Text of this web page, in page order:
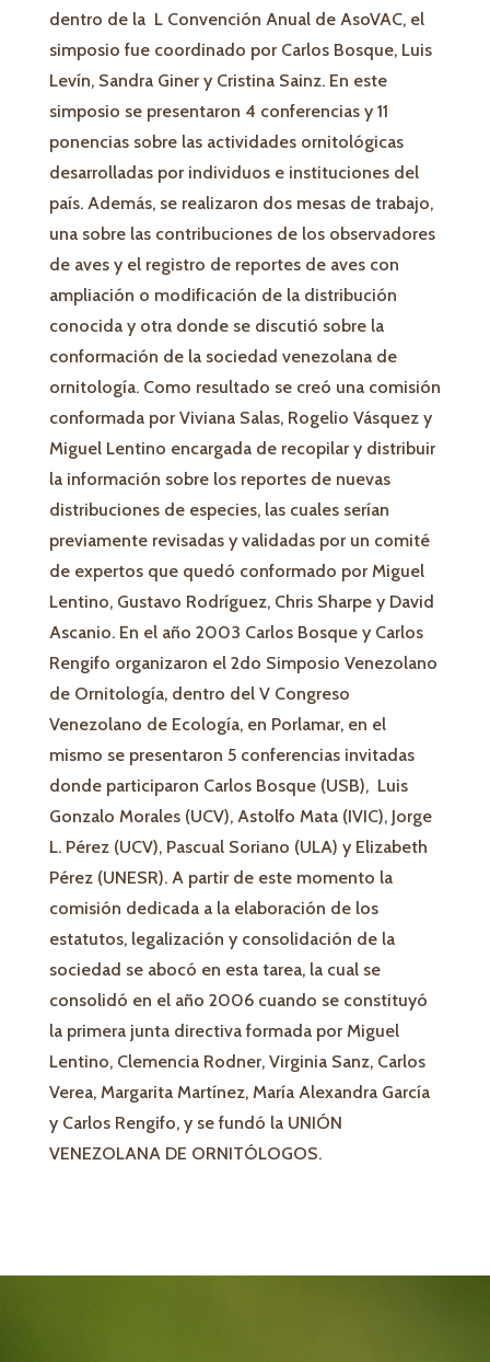
dentro de la L Convención Anual de AsoVAC, el
simposio fue coordinado por Carlos Bosque, Luis
Levín, Sandra Giner y Cristina Sainz. En este
simposio se presentaron 4 conferencias y 11
ponencias sobre las actividades ornitológicas
desarrolladas por individuos e instituciones del
país. Además, se realizaron dos mesas de trabajo,
una sobre las contribuciones de los observadores
de aves y el registro de reportes de aves con
ampliación o modificación de la distribución
conocida y otra donde se discutió sobre la
conformación de la sociedad venezolana de
ornitología. Como resultado se creó una comisión
conformada por Viviana Salas, Rogelio Vásquez y
Miguel Lentino encargada de recopilar y distribuir
la información sobre los reportes de nuevas
distribuciones de especies, las cuales serían
previamente revisadas y validadas por un comité
de expertos que quedó conformado por Miguel
Lentino, Gustavo Rodríguez, Chris Sharpe y David
Ascanio. En el año 2003 Carlos Bosque y Carlos
Rengifo organizaron el 2do Simposio Venezolano
de Ornitología, dentro del V Congreso
Venezolano de Ecología, en Porlamar, en el
mismo se presentaron 5 conferencias invitadas
donde participaron Carlos Bosque (USB), Luis
Gonzalo Morales (UCV), Astolfo Mata (IVIC), Jorge
L. Pérez (UCV), Pascual Soriano (ULA) y Elizabeth
Pérez (UNESR). A partir de este momento la
comisión dedicada a la elaboración de los
estatutos, legalización y consolidación de la
sociedad se abocó en esta tarea, la cual se
consolidó en el año 2006 cuando se constituyó
la primera junta directiva formada por Miguel
Lentino, Clemencia Rodner, Virginia Sanz, Carlos
Verea, Margarita Martínez, María Alexandra García
y Carlos Rengifo, y se fundó la UNIÓN
VENEZOLANA DE ORNITÓLOGOS.